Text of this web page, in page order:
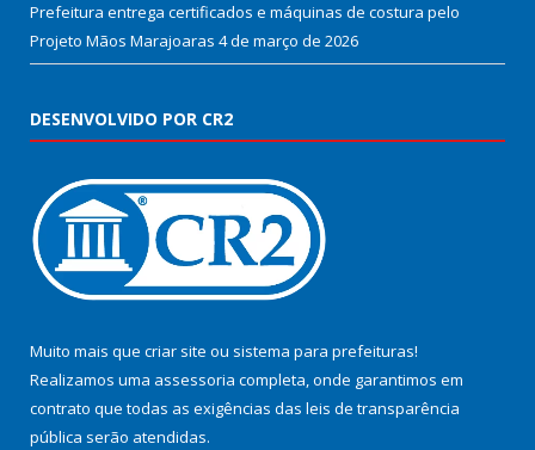
Prefeitura entrega certificados e máquinas de costura pelo
Projeto Mãos Marajoaras 4 de março de 2026
DESENVOLVIDO POR CR2
Muito mais que criar site ou sistema para prefeituras!
Realizamos uma assessoria completa, onde garantimos em
contrato que todas as exigências das leis de transparência
pública serão atendidas.